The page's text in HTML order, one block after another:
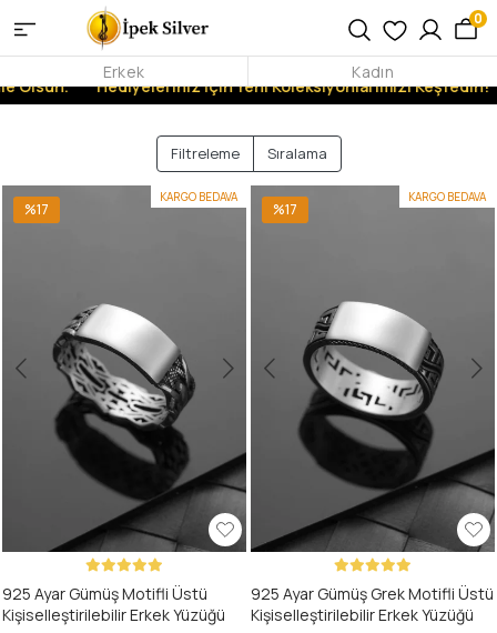
Hediyeleriniz İçin Yeni Koleksiyonlarımızı Keşfedin!
0
Erkek Kadın
Filtreleme Sıralama
KARGO BEDAVA
%17
925 Ayar Gümüş Motifli Üstü
Kişiselleştirilebilir Erkek Yüzüğü
KARGO BEDAVA
%17
925 Ayar Gümüş Grek Motifli Üstü
Kişiselleştirilebilir Erkek Yüzüğü